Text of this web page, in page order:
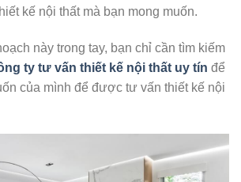
kế nội thất mà bạn mong muốn.
này trong tay, bạn chỉ cần tìm kiếm
ty tư vấn thiết kế nội thất uy tín để
của mình để được tư vấn thiết kế nội